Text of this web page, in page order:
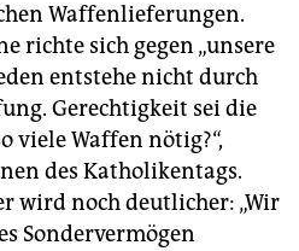
Waffenlieferungen.
richte sich gegen „unsere
entstehe nicht durch
Gerechtigkeit sei die
viele Waffen nötig?“,
des Katholikentags.
wird noch deutlicher: „Wir
Sondervermögen